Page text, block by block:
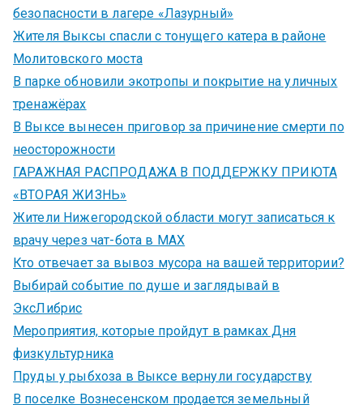
безопасности в лагере «Лазурный»
Жителя Выксы спасли с тонущего катера в районе
Молитовского моста
В парке обновили экотропы и покрытие на уличных
тренажёрах
В Выксе вынесен приговор за причинение смерти по
неосторожности
ГАРАЖНАЯ РАСПРОДАЖА В ПОДДЕРЖКУ ПРИЮТА
«ВТОРАЯ ЖИЗНЬ»
Жители Нижегородской области могут записаться к
врачу через чат-бота в MAX
Кто отвечает за вывоз мусора на вашей территории?
Выбирай событие по душе и заглядывай в
ЭксЛибрис
Мероприятия, которые пройдут в рамках Дня
физкультурника
Пруды у рыбхоза в Выксе вернули государству
В поселке Вознесенском продается земельный